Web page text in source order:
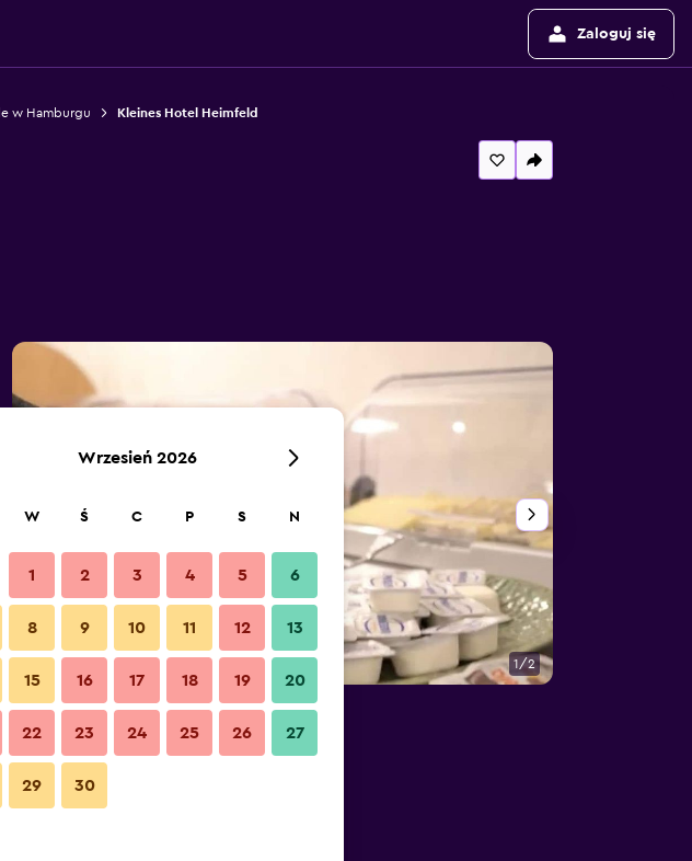
Zaloguj się
w Hamburgu Kleines Hotel Heimfeld
Bufet 1/2
Zdjęcia Kleines Hotel Heimfeld
Wrzesień 2026
W Ś C P S N
1 2 3 4 5 6
8 9 10 11 12 13
15 16 17 18 19 20
22 23 24 25 26 27
29 30